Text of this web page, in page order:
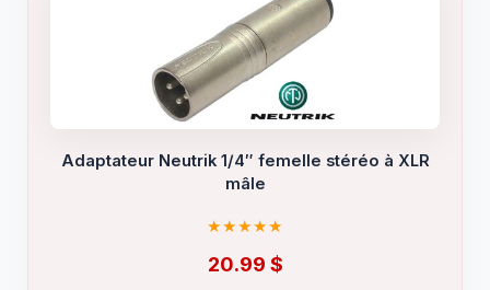
Adaptateur Neutrik 1/4″ femelle stéréo à XLR
mâle
20.99 $